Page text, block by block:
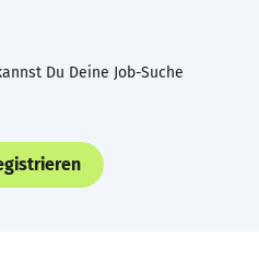
Du Deine Job-Suche